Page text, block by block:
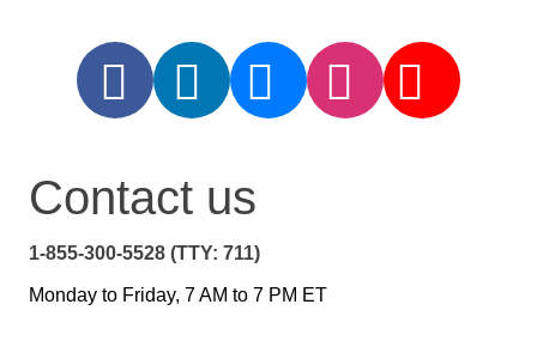
Contact us
1-855-300-5528 (TTY: 711)
Monday to Friday, 7 AM to 7 PM ET